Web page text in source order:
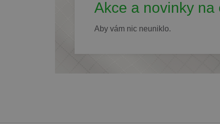
Akce a novinky na
Aby vám nic neuniklo.